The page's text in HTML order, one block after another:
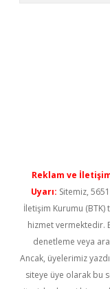
Reklam ve
Uyarı: Sitemiz,
İletişim Kurumu (BTK)
hizmet vermektedir.
denetleme veya
Ancak, üyelerimiz
siteye üye olarak bu